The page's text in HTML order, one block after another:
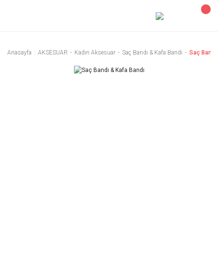
Anasayfa AKSESUAR Kadın Aksesuar Saç Bandı & Kafa Bandı Saç